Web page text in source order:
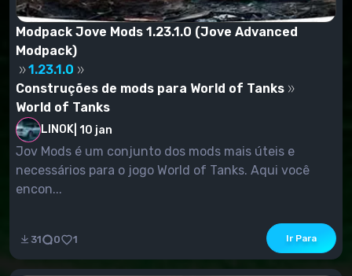
Modpack Jove Mods 1.23.1.0 (Jove Advanced
Modpack)
1.23.1.0
Construções de mods para World of Tanks
World of Tanks
LINOK 10 jan
Jov Mods é um conjunto dos mods mais úteis e
necessários para o jogo World of Tanks. Aqui você
encon...
31 0 1 Ir Para